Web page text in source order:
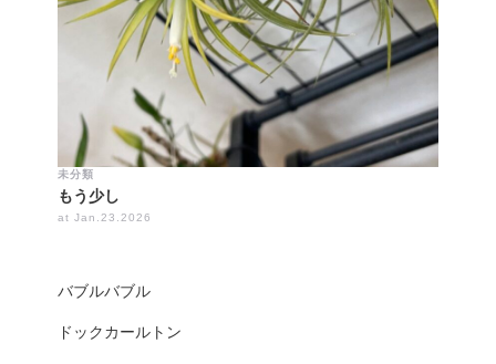
バブルバブル
ドックカールトン
未分類
もう少し
at Jan.23.2026